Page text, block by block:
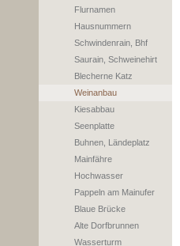
Flurnamen
Hausnummern
Schwindenrain, Bhf
Saurain, Schweinehirt
Blecherne Katz
Weinanbau
Kiesabbau
Seenplatte
Buhnen, Ländeplatz
Mainfähre
Hochwasser
Pappeln am Mainufer
Blaue Brücke
Alte Dorfbrunnen
Wasserturm